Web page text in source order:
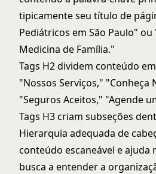
tipicamente seu título de
Pediátricos em São Paulo" ou
Medicina de Família."
Tags H2 dividem conteúdo
"Nossos Serviços," "Conheça
"Seguros Aceitos," "Agende
Tags H3 criam subseções
Hierarquia adequada de
conteúdo escaneável e ajuda
busca a entender a